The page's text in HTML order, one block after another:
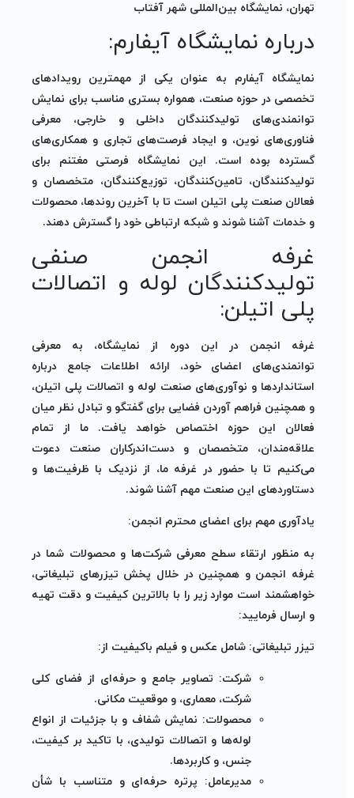
تهران، نمایشگاه بین‌المللی شهر آفتاب
درباره نمایشگاه آیفارم:
نمایشگاه آیفارم به عنوان یکی از مهمترین رویدادهای
تخصصی در حوزه صنعت، همواره بستری مناسب برای نمایش
توانمندی‌های تولیدکنندگان داخلی و خارجی، معرفی
فناوری‌های نوین، و ایجاد فرصت‌های تجاری و همکاری‌های
گسترده بوده است. این نمایشگاه فرصتی مغتنم برای
تولیدکنندگان، تامین‌کنندگان، توزیع‌کنندگان، متخصصان و
فعالان صنعت پلی اتیلن است تا با آخرین روندها، محصولات
و خدمات آشنا شوند و شبکه ارتباطی خود را گسترش دهند.
غرفه انجمن صنفی
تولیدکنندگان لوله و اتصالات
پلی اتیلن:
غرفه انجمن در این دوره از نمایشگاه، به معرفی
توانمندی‌های اعضای خود، ارائه اطلاعات جامع درباره
استانداردها و نوآوری‌های صنعت لوله و اتصالات پلی اتیلن،
و همچنین فراهم آوردن فضایی برای گفتگو و تبادل نظر میان
فعالان این حوزه اختصاص خواهد یافت. ما از تمام
علاقه‌مندان، متخصصان و دست‌اندرکاران صنعت دعوت
می‌کنیم تا با حضور در غرفه ما، از نزدیک با ظرفیت‌ها و
دستاوردهای این صنعت مهم آشنا شوند.
یادآوری مهم برای اعضای محترم انجمن:
به منظور ارتقاء سطح معرفی شرکت‌ها و محصولات شما در
غرفه انجمن و همچنین در خلال پخش تیزرهای تبلیغاتی،
خواهشمند است موارد زیر را با بالاترین کیفیت و دقت تهیه
و ارسال فرمایید:
تیزر تبلیغاتی: شامل عکس و فیلم باکیفیت از:
شرکت: تصاویر جامع و حرفه‌ای از فضای کلی
شرکت، معماری، و موقعیت مکانی.
محصولات: نمایش شفاف و با جزئیات از انواع
لوله‌ها و اتصالات تولیدی، با تاکید بر کیفیت،
جنس، و کاربردها.
مدیرعامل: پرتره حرفه‌ای و متناسب با شأن